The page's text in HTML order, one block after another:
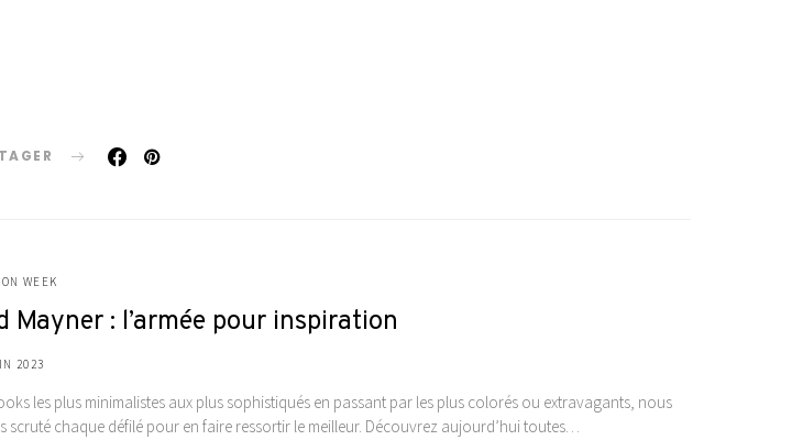
WEEK
Mayner : l’armée pour inspiration
2023
les plus minimalistes aux plus sophistiqués en passant par les plus colorés ou extravagants, nous
scruté chaque défilé pour en faire ressortir le meilleur. Découvrez aujourd’hui toutes…